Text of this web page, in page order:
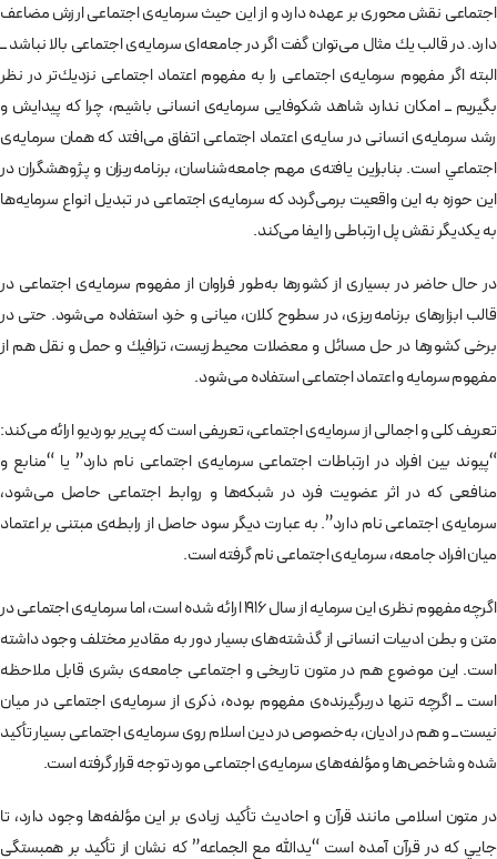
اجتماعی نقش محوری بر عهده دارد و از این حیث سرمایه‌ی اجتماعی ارزش مضاعف
دارد. در قالب يك مثال می‌توان گفت اگر در جامعه‌ای سرمايه‌ی اجتماعی بالا نباشد ــ
البته اگر مفهوم سرمايه‌ی اجتماعی را به مفهوم اعتماد اجتماعی نزديك‌تر در نظر
بگيريم ــ امكان ندارد شاهد شكوفايی سرمايه‌ی انسانی باشيم، چرا كه پيدايش و
رشد سرمايه‌ی انسانی در سايه‌ی اعتماد اجتماعی اتفاق می‌افتد كه همان سرمايه‌ی
اجتماعي است. بنابراين يافته‌ی مهم جامعه‌شناسان، برنامه‌ريزان و پژوهشگران در
اين حوزه‌ به اين واقعيت برمی‌گردد كه سرمايه‌ی اجتماعی در تبدیل انواع سرمایه‌ها
به یکدیگر نقش پل ارتباطی را ايفا می‌كند.
در حال حاضر در بسياری از كشورها به‌طور فراوان از مفهوم سرمايه‌ی اجتماعی در
قالب ابزارهای برنامه‌ريزی، در سطوح كلان، میانی و خرد استفاده می‌شود. حتی در
برخی كشورها در حل مسائل و معضلات محيط‌زيست، ترافيك و حمل و نقل هم از
مفهوم سرمايه و اعتماد اجتماعی استفاده می‌شود.
تعريف كلی و اجمالی از سرمايه‌ی اجتماعی، تعريفی است که پی‌ير ‌بورديو ارائه می‌کند:
“پيوند بين افراد در ارتباطات اجتماعی سرمايه‌ی اجتماعی نام دارد” يا “منابع و
منافعی كه در اثر عضويت فرد در شبكه‌ها و روابط اجتماعی حاصل می‌شود،
سرمايه‌ی اجتماعی نام دارد”. به عبارت دیگر سود حاصل از رابطه‌ی مبتنی بر اعتماد
میان افراد جامعه، سرمايه‌ی اجتماعی نام گرفته است.
اگرچه مفهوم نظری اين سرمايه از سال 1916 ارائه شده است، اما سرمايه‌ی اجتماعی در
متن و بطن ادبيات انسانی از گذشته‌های بسيار دور به مقادير مختلف وجود داشته
است. این موضوع هم در متون تاريخی و اجتماعی جامعه‌ی بشری قابل ملاحظه
است ــ اگرچه تنها دربرگیرنده‌ی مفهوم بوده، ذكری از سرمايه‌ی اجتماعی در میان
نیست ــ و هم در اديان، به‌خصوص در دين اسلام روی سرمايه‌ی اجتماعی بسیار تأکید
شده و شاخص‌ها و مؤلفه‌های سرمايه‌ی اجتماعی مورد توجه قرار گرفته است.
در متون اسلامی مانند قرآن و احاديث تأكيد زیادی بر این مؤلفه‌ها وجود دارد، تا
جايي كه در قرآن آمده است “يدالله مع الجماعه” كه نشان از تأكيد بر همبستگی